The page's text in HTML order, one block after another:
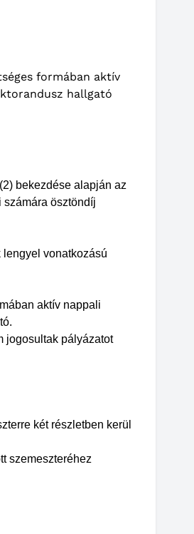
formában aktív
hallgató
bekezdése alapján az
ösztöndíj
vonatkozású
aktív nappali
jogosultak pályázatot
két részletben kerül
szemeszteréhez